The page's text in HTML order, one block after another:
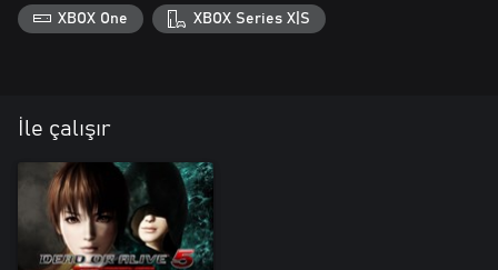
XBOX One XBOX Series X|S
İle çalışır